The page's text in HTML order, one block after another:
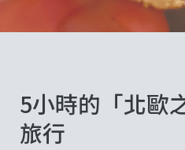
5小時的「北歐
旅行